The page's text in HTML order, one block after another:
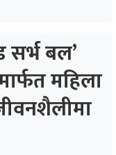
सर्भ बल’
महिला